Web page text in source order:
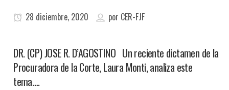
28 diciembre, 2020 por CER-FJF
DR. (CP) JOSE R. D’AGOSTINO Un reciente dictamen de la
Procuradora de la Corte, Laura Monti, analiza este
tema….